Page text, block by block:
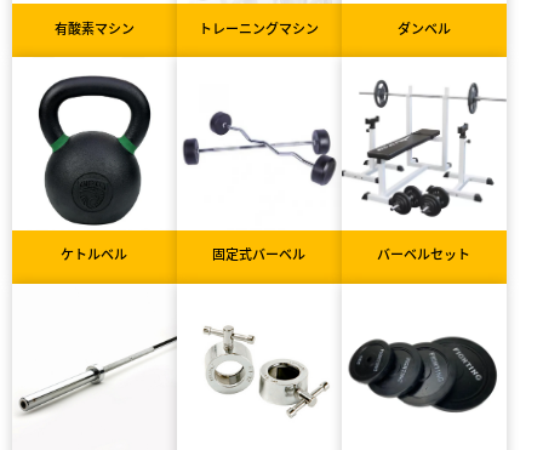
有酸素マシン トレーニングマシン ダンベル
ケトルベル 固定式バーベル バーベルセット